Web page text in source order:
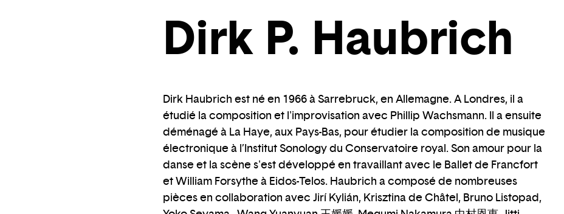
Dirk P. Haubrich
Dirk Haubrich est né en 1966 à Sarrebruck, en Allemagne. A Londres, il a
étudié la composition et l'improvisation avec Phillip Wachsmann. Il a ensuite
déménagé à La Haye, aux Pays-Bas, pour étudier la composition de musique
électronique à l’Institut Sonology du Conservatoire royal. Son amour pour la
danse et la scène s'est développé en travaillant avec le Ballet de Francfort
et William Forsythe à Eidos-Telos. Haubrich a composé de nombreuses
pièces en collaboration avec Jirí Kylián, Krisztina de Châtel, Bruno Listopad,